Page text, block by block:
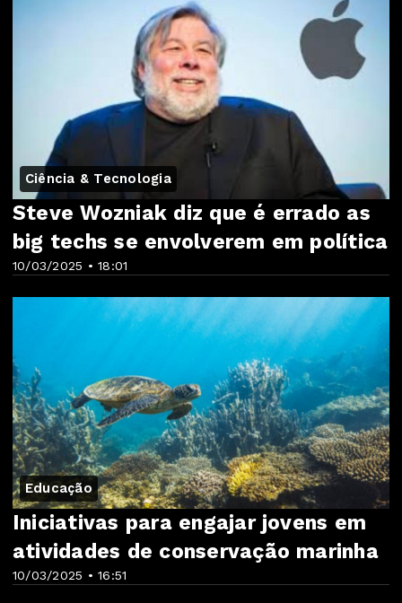
Ciência & Tecnologia
10/03/2025 • 18:01
Steve Wozniak diz que é errado as
big techs se envolverem em política
Educação
10/03/2025 • 16:51
Iniciativas para engajar jovens em
atividades de conservação marinha